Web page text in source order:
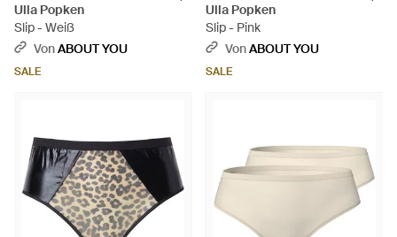
Ulla Popken
Slip - Weiß
VonABOUT YOU
SALE
Ulla Popken
Slip - Pink
VonABOUT YOU
SALE